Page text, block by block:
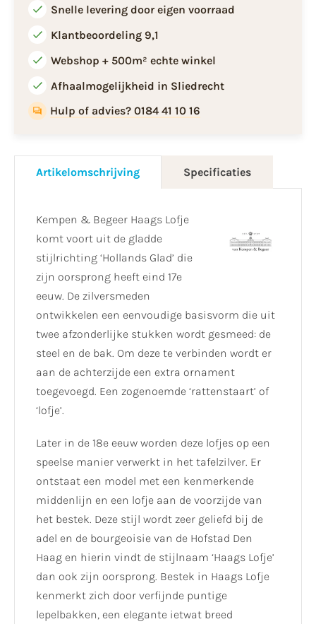
Snelle levering door eigen voorraad
Klantbeoordeling 9,1
Webshop + 500m² echte winkel
Afhaalmogelijkheid in Sliedrecht
Hulp of advies? 0184 41 10 16
Artikelomschrijving Specificaties
Kempen & Begeer Haags Lofje
komt voort uit de gladde
stijlrichting ‘Hollands Glad’ die
zijn oorsprong heeft eind 17e
eeuw. De zilversmeden
ontwikkelen een eenvoudige basisvorm die uit
twee afzonderlijke stukken wordt gesmeed: de
steel en de bak. Om deze te verbinden wordt er
aan de achterzijde een extra ornament
toegevoegd. Een zogenoemde ‘rattenstaart’ of
‘lofje’.
Later in de 18e eeuw worden deze lofjes op een
speelse manier verwerkt in het tafelzilver. Er
ontstaat een model met een kenmerkende
middenlijn en een lofje aan de voorzijde van
het bestek. Deze stijl wordt zeer geliefd bij de
adel en de bourgeoisie van de Hofstad Den
Haag en hierin vindt de stijlnaam ‘Haags Lofje’
dan ook zijn oorsprong. Bestek in Haags Lofje
kenmerkt zich door verfijnde puntige
lepelbakken, een elegante ietwat breed